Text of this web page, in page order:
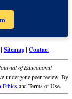
| Sitemap| Contact
of Educational
undergone peer review. By
Ethicsand Terms of Use.